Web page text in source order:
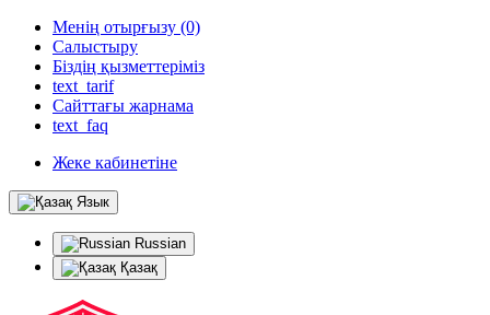
Менің отырғызу (0)
Салыстыру
Біздің қызметтеріміз
text_tarif
Сайттағы жарнама
text_faq
Жеке кабинетіне
Язык
Russian
Қазақ